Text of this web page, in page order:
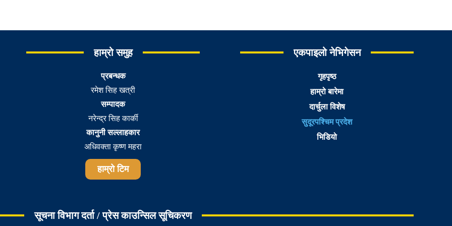
हाम्रो समुह
प्रबन्धक
रमेश सिह खत्री
सम्पादक
नरेन्द्र सिह कार्की
कानुनी सल्लाहकार
अधिवक्ता कृष्ण महरा
हाम्रो टिम
एकपाइलो नेभिगेसन
गृहपृष्ठ
हाम्रो बारेमा
दार्चुला विशेष
सुदूरपश्चिम प्रदेश
भिडियो
सूचना विभाग दर्ता / प्रेस काउन्सिल सूचिकरण